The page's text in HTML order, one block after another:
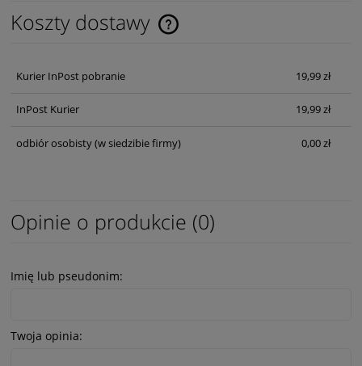
Koszty dostawy
Cena nie zawiera ewentualnych kosztów płatności
Kurier InPost pobranie 19,99 zł
InPost Kurier 19,99 zł
odbiór osobisty(w siedzibie firmy) 0,00 zł
Opinie o produkcie (0)
Imię lub pseudonim:
Twoja opinia: